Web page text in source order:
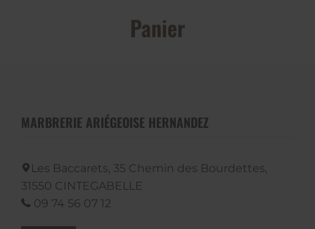
Panier
MARBRERIE ARIÉGEOISE HERNANDEZ
Les Baccarets, 35 Chemin des Bourdettes,
31550 CINTEGABELLE
09 74 56 07 12